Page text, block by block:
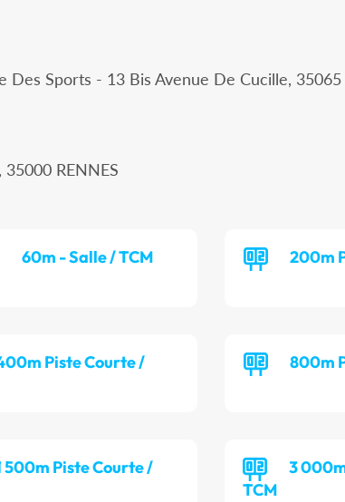
Sports - 13 Bis Avenue De Cucille, 35065
RENNES
60m - Salle / TCM 200m
Piste Courte /
800m
500m Piste Courte /
3
TCM